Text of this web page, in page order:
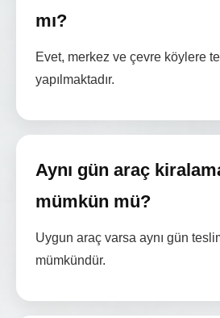
mı?
Evet, merkez ve çevre köylere
yapılmaktadır.
Aynı gün araç
mümkün mü?
Uygun araç varsa aynı gün
mümkündür.